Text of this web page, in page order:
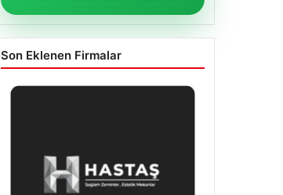
Son Eklenen Firmalar